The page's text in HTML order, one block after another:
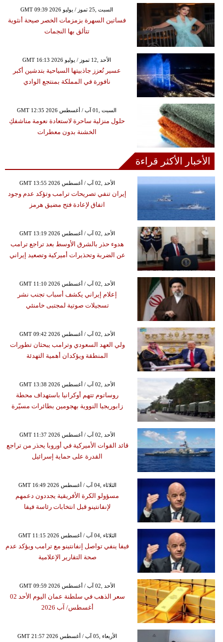
GMT 09:39 2026 السبت ,25 تموز / يوليو
فساتين السهرة بزمزمات الخصر صيحة أنثوية
تتألق بها النجمات
GMT 16:13 2026 الأحد ,12 تموز / يوليو
عسير تُعزز جاذبيتها السياحية بتدشين أكبر
نافورة في المملكة بمنتجع الوادي
GMT 12:35 2026 السبت ,01 آب / أغسطس
حلول منزلية ساحرة لاستعادة نعومة مناشفكِ
الخشنة بدون معطرات
الأخبار الأكثر قراءة
GMT 13:55 2026 الأحد ,02 آب / أغسطس
إيران تنفي تصريحات ترامب وتؤكد عدم وجود
اتفاق لإعادة فتح مضيق هرمز
GMT 13:19 2026 الأحد ,02 آب / أغسطس
هدوء حذر بالشرق الأوسط بعد تراجع ترامب
عن الضربة وتحذيرات أميركية وتصعيد إيراني
GMT 11:10 2026 الأحد ,02 آب / أغسطس
إعلام إيراني يكشف أسباب تجنب نشر
تسجيلات صوتية لمجتبى خامنئي
GMT 09:42 2026 الأحد ,02 آب / أغسطس
ولي العهد السعودي وترامب يبحثان تطورات
المنطقة ويؤكدان أهمية التهدئة
GMT 13:38 2026 الأحد ,02 آب / أغسطس
روساتوم تتهم أوكرانيا باستهداف محطة
زابوريجيا النووية بهجومين بطائرات مسيّرة
GMT 11:37 2026 الأحد ,02 آب / أغسطس
قائد القوات الأميركية في أوروبا يحذر من تراجع
القدرة على حماية إسرائيل
GMT 16:49 2026 الثلاثاء ,04 آب / أغسطس
مسؤولو الكرة الأفريقية يجددون دعمهم
لإنفانتينو قبل انتخابات رئاسة فيفا
GMT 11:15 2026 الثلاثاء ,04 آب / أغسطس
فيفا ينفي تواصل إنفانتينو مع ترامب ويؤكد عدم
صحة التقارير الإعلامية
GMT 09:59 2026 الأحد ,02 آب / أغسطس
سعر الذهب في سلطنة عمان اليوم الأحد 02
أغسطس/ آب 2026
GMT 21:57 2026 الأربعاء ,05 آب / أغسطس